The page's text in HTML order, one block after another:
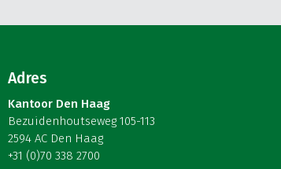
Adres
Kantoor Den Haag
Bezuidenhoutseweg 105-113
2594 AC Den Haag
+31 (0)70 338 2700